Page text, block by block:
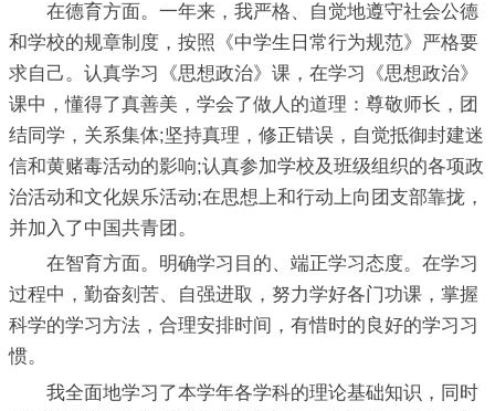
在德育方面。一年来，我严格、自觉地遵守社会公德
和学校的规章制度，按照《中学生日常行为规范》严格要
求自己。认真学习《思想政治》课，在学习《思想政治》
课中，懂得了真善美，学会了做人的道理：尊敬师长，团
结同学，关系集体;坚持真理，修正错误，自觉抵御封建迷
信和黄赌毒活动的影响;认真参加学校及班级组织的各项政
治活动和文化娱乐活动;在思想上和行动上向团支部靠拢，
并加入了中国共青团。
在智育方面。明确学习目的、端正学习态度。在学习
过程中，勤奋刻苦、自强进取，努力学好各门功课，掌握
科学的学习方法，合理安排时间，有惜时的良好的学习习
惯。
我全面地学习了本学年各学科的理论基础知识，同时